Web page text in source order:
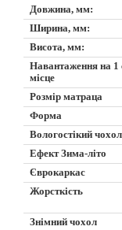
Довжина, мм:
Ширина, мм:
Висота, мм:
Навантаження на 1
місце
Розмір матраца
Форма
Вологостікий чохол
Ефект Зима-літо
Єврокаркас
Жорсткість
Знімний чохол